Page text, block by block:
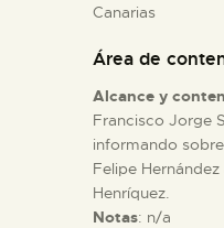
Canarias
Área de
Alcance y
Francisco Jorge
informando
Felipe
Henríquez.
Notas: n/a